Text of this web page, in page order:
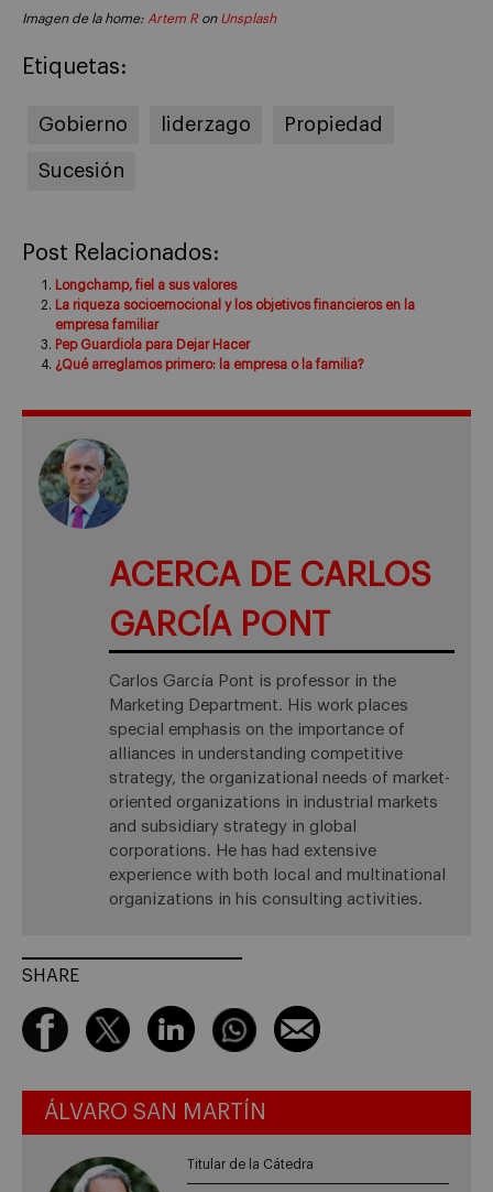
Imagen de la home: Artem Ron Unsplash
Etiquetas:
Gobierno liderzago Propiedad
Sucesión
Post Relacionados:
Longchamp, fiel a sus valores
La riqueza socioemocional y los objetivos financieros en la
empresa familiar
Pep Guardiola para Dejar Hacer
¿Qué arreglamos primero: la empresa o la familia?
ACERCA DE CARLOS
GARCÍA PONT
Carlos García Pont is professor in the
Marketing Department. His work places
special emphasis on the importance of
alliances in understanding competitive
strategy, the organizational needs of market-
oriented organizations in industrial markets
and subsidiary strategy in global
corporations. He has had extensive
experience with both local and multinational
organizations in his consulting activities.
SHARE
ÁLVARO SAN MARTÍN
Titular de la Cátedra